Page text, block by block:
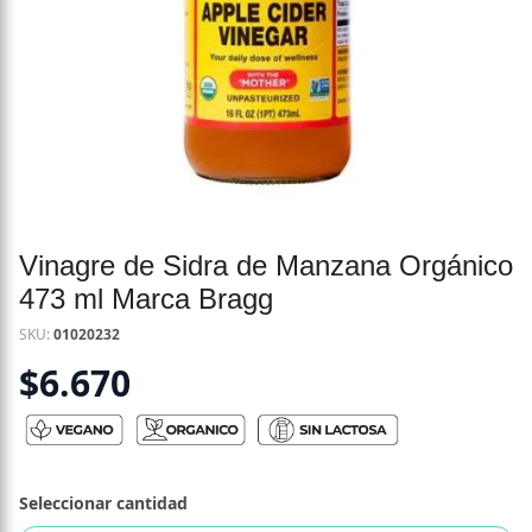
Vinagre de Sidra de Manzana Orgánico
473 ml Marca Bragg
SKU:01020232
$6.670
Seleccionar cantidad